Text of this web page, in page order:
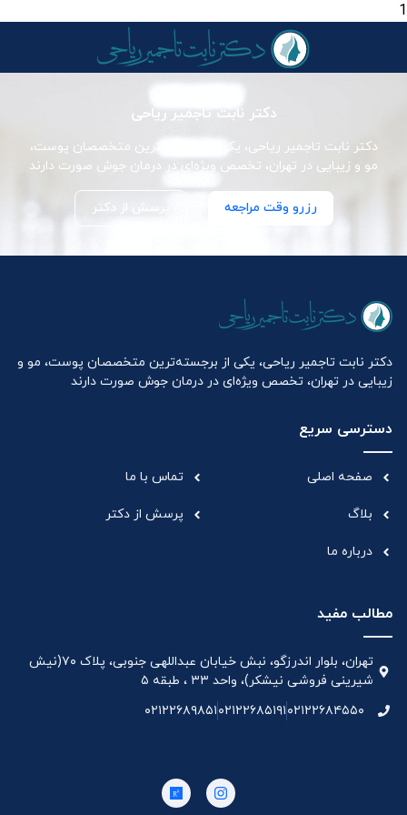
1
دکتر نابت تاجمیر ریاحی
دکتر نابت تاجمیر ریاحی، یکی از برجسته‌ترین متخصصان پوست،
مو و زیبایی در تهران، تخصص ویژه‌ای در درمان جوش صورت دارند
رزرو وقت مراجعه پرسش از دکتر
دکتر نابت تاجمیر ریاحی، یکی از برجسته‌ترین متخصصان پوست، مو و
زیبایی در تهران، تخصص ویژه‌ای در درمان جوش صورت دارند
دسترسی سریع
صفحه اصلی
بلاگ
درباره ما
تماس با ما
پرسش از دکتر
مطالب مفید
تهران، بلوار اندرزگو، نبش خیابان عبداللهی جنوبی، پلاک ۷۰(نیش
شیرینی فروشی نیشکر)، واحد ۳۳ ، طبقه ۵
۰۲۱۲۲۶۸۴۵۵۰۰۲۱۲۲۶۸۵۱۹۱۰۲۱۲۲۶۸۹۸۵۱